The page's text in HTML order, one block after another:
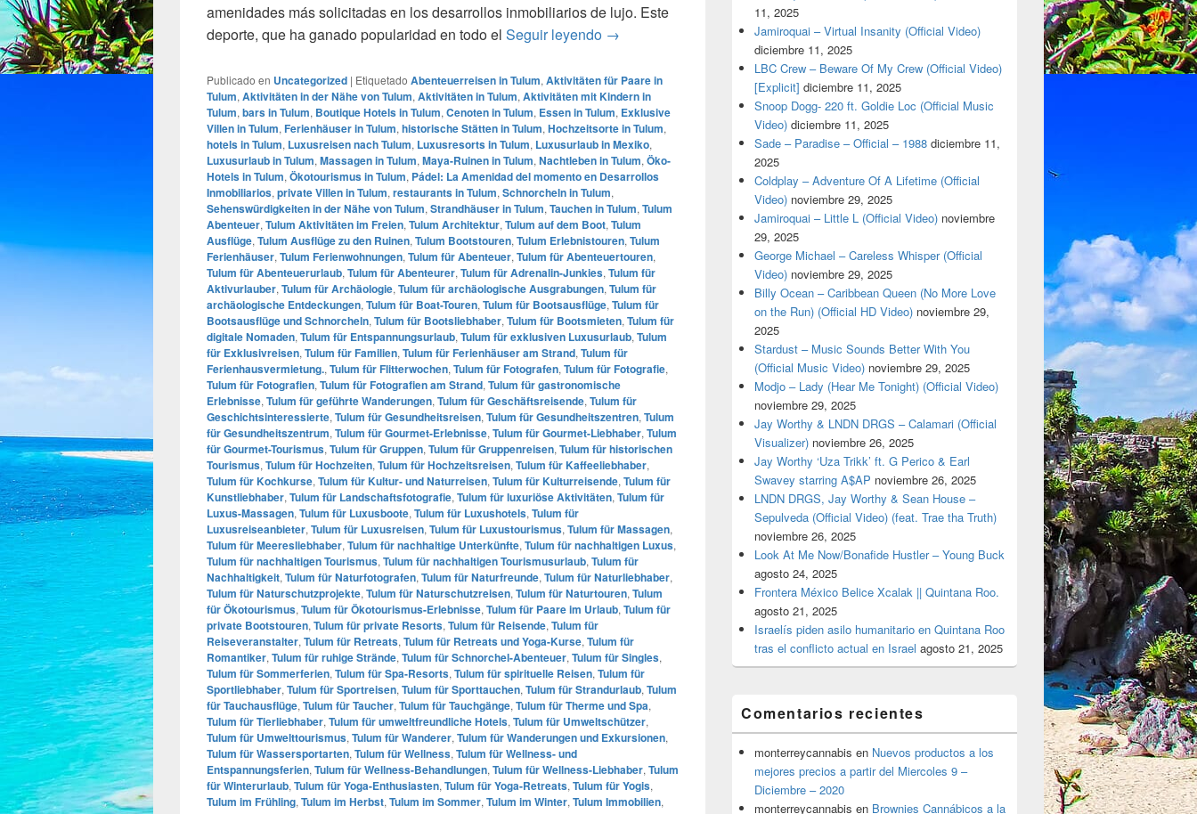
amenidades más solicitadas en los desarrollos inmobiliarios de lujo. Este
deporte, que ha ganado popularidad en todo el Seguir leyendo Pádel: La Amenidad del momento en Desarrollos Inmobiliarios
→
Publicado en Uncategorized | Etiquetado Abenteuerreisen in Tulum, Aktivitäten für Paare in
Tulum, Aktivitäten in der Nähe von Tulum, Aktivitäten in Tulum, Aktivitäten mit Kindern in
Tulum, bars in Tulum, Boutique Hotels in Tulum, Cenoten in Tulum, Essen in Tulum, Exklusive
Villen in Tulum, Ferienhäuser in Tulum, historische Stätten in Tulum, Hochzeitsorte in Tulum,
hotels in Tulum, Luxusreisen nach Tulum, Luxusresorts in Tulum, Luxusurlaub in Mexiko,
Luxusurlaub in Tulum, Massagen in Tulum, Maya-Ruinen in Tulum, Nachtleben in Tulum, Öko-
Hotels in Tulum, Ökotourismus in Tulum, Pádel: La Amenidad del momento en Desarrollos
Inmobiliarios, private Villen in Tulum, restaurants in Tulum, Schnorcheln in Tulum,
Sehenswürdigkeiten in der Nähe von Tulum, Strandhäuser in Tulum, Tauchen in Tulum, Tulum
Abenteuer, Tulum Aktivitäten im Freien, Tulum Architektur, Tulum auf dem Boot, Tulum
Ausflüge, Tulum Ausflüge zu den Ruinen, Tulum Bootstouren, Tulum Erlebnistouren, Tulum
Ferienhäuser, Tulum Ferienwohnungen, Tulum für Abenteuer, Tulum für Abenteuertouren,
Tulum für Abenteuerurlaub, Tulum für Abenteurer, Tulum für Adrenalin-Junkies, Tulum für
Aktivurlauber, Tulum für Archäologie, Tulum für archäologische Ausgrabungen, Tulum für
archäologische Entdeckungen, Tulum für Boat-Touren, Tulum für Bootsausflüge, Tulum für
Bootsausflüge und Schnorcheln, Tulum für Bootsliebhaber, Tulum für Bootsmieten, Tulum für
digitale Nomaden, Tulum für Entspannungsurlaub, Tulum für exklusiven Luxusurlaub, Tulum
für Exklusivreisen, Tulum für Familien, Tulum für Ferienhäuser am Strand, Tulum für
Ferienhausvermietung., Tulum für Flitterwochen, Tulum für Fotografen, Tulum für Fotografie,
Tulum für Fotografien, Tulum für Fotografien am Strand, Tulum für gastronomische
Erlebnisse, Tulum für geführte Wanderungen, Tulum für Geschäftsreisende, Tulum für
Geschichtsinteressierte, Tulum für Gesundheitsreisen, Tulum für Gesundheitszentren, Tulum
für Gesundheitszentrum, Tulum für Gourmet-Erlebnisse, Tulum für Gourmet-Liebhaber, Tulum
für Gourmet-Tourismus, Tulum für Gruppen, Tulum für Gruppenreisen, Tulum für historischen
Tourismus, Tulum für Hochzeiten, Tulum für Hochzeitsreisen, Tulum für Kaffeeliebhaber,
Tulum für Kochkurse, Tulum für Kultur- und Naturreisen, Tulum für Kulturreisende, Tulum für
Kunstliebhaber, Tulum für Landschaftsfotografie, Tulum für luxuriöse Aktivitäten, Tulum für
Luxus-Massagen, Tulum für Luxusboote, Tulum für Luxushotels, Tulum für
Luxusreiseanbieter, Tulum für Luxusreisen, Tulum für Luxustourismus, Tulum für Massagen,
Tulum für Meeresliebhaber, Tulum für nachhaltige Unterkünfte, Tulum für nachhaltigen Luxus,
Tulum für nachhaltigen Tourismus, Tulum für nachhaltigen Tourismusurlaub, Tulum für
Nachhaltigkeit, Tulum für Naturfotografen, Tulum für Naturfreunde, Tulum für Naturliebhaber,
Tulum für Naturschutzprojekte, Tulum für Naturschutzreisen, Tulum für Naturtouren, Tulum
für Ökotourismus, Tulum für Ökotourismus-Erlebnisse, Tulum für Paare im Urlaub, Tulum für
private Bootstouren, Tulum für private Resorts, Tulum für Reisende, Tulum für
Reiseveranstalter, Tulum für Retreats, Tulum für Retreats und Yoga-Kurse, Tulum für
Romantiker, Tulum für ruhige Strände, Tulum für Schnorchel-Abenteuer, Tulum für Singles,
Tulum für Sommerferien, Tulum für Spa-Resorts, Tulum für spirituelle Reisen, Tulum für
Sportliebhaber, Tulum für Sportreisen, Tulum für Sporttauchen, Tulum für Strandurlaub, Tulum
für Tauchausflüge, Tulum für Taucher, Tulum für Tauchgänge, Tulum für Therme und Spa,
Tulum für Tierliebhaber, Tulum für umweltfreundliche Hotels, Tulum für Umweltschützer,
Tulum für Umwelttourismus, Tulum für Wanderer, Tulum für Wanderungen und Exkursionen,
Tulum für Wassersportarten, Tulum für Wellness, Tulum für Wellness- und
Entspannungsferien, Tulum für Wellness-Behandlungen, Tulum für Wellness-Liebhaber, Tulum
für Winterurlaub, Tulum für Yoga-Enthusiasten, Tulum für Yoga-Retreats, Tulum für Yogis,
Tulum im Frühling, Tulum im Herbst, Tulum im Sommer, Tulum im Winter, Tulum Immobilien,
11, 2025
Jamiroquai – Virtual Insanity (Official Video)
diciembre 11, 2025
LBC Crew – Beware Of My Crew (Official Video)
[Explicit] diciembre 11, 2025
Snoop Dogg- 220 ft. Goldie Loc (Official Music
Video) diciembre 11, 2025
Sade – Paradise – Official – 1988 diciembre 11,
2025
Coldplay – Adventure Of A Lifetime (Official
Video) noviembre 29, 2025
Jamiroquai – Little L (Official Video) noviembre
29, 2025
George Michael – Careless Whisper (Official
Video) noviembre 29, 2025
Billy Ocean – Caribbean Queen (No More Love
on the Run) (Official HD Video) noviembre 29,
2025
Stardust – Music Sounds Better With You
(Official Music Video) noviembre 29, 2025
Modjo – Lady (Hear Me Tonight) (Official Video)
noviembre 29, 2025
Jay Worthy & LNDN DRGS – Calamari (Official
Visualizer) noviembre 26, 2025
Jay Worthy ‘Uza Trikk’ ft. G Perico & Earl
Swavey starring A$AP noviembre 26, 2025
LNDN DRGS, Jay Worthy & Sean House –
Sepulveda (Official Video) (feat. Trae tha Truth)
noviembre 26, 2025
Look At Me Now/Bonafide Hustler – Young Buck
agosto 24, 2025
Frontera México Belice Xcalak || Quintana Roo.
agosto 21, 2025
Israelís piden asilo humanitario en Quintana Roo
tras el conflicto actual en Israel agosto 21, 2025
Comentarios recientes
monterreycannabis en Nuevos productos a los
mejores precios a partir del Miercoles 9 –
Diciembre – 2020
monterreycannabis en Brownies Cannábicos a la